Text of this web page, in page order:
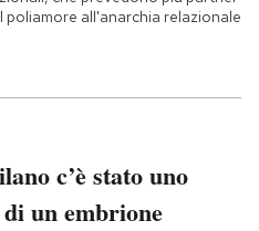
poliamore all'anarchia relazionale
c’è stato uno
un embrione